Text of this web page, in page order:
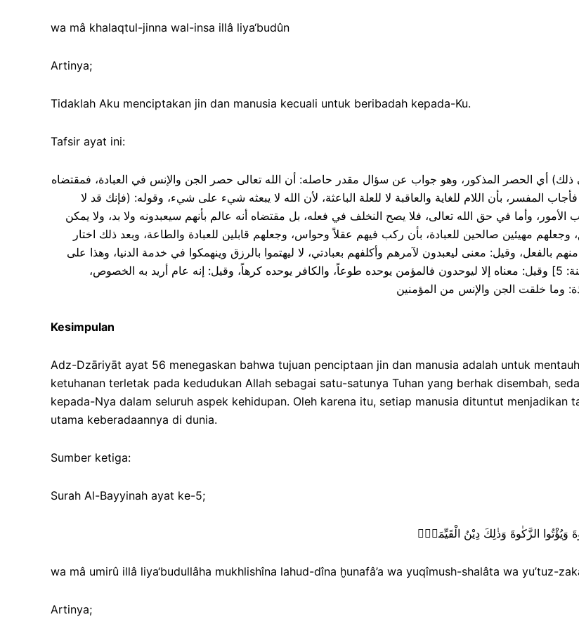
wa mâ khalaqtul-jinna wal-insa illâ liya‘budûn
Artinya;
Tidaklah Aku menciptakan jin dan manusia kecuali untuk beribadah kepada-Ku.
Tafsir ayat ini:
ذلك) أي الحصر المذكور، وهو جواب عن سؤال مقدر حاصله: أن الله تعالى حصر الجن والإنس في العبادة، فمقتضاه
المفسر، بأن اللام للغاية والعاقبة لا للعلة الباعثة، لأن الله لا يبعثه شيء على شيء، وقوله: (فإنك قد لا
وأما في حق الله تعالى، فلا يصح النخلف في فعله، بل مقتضاه أنه عالم بأنهم سيعبدونه ولا بد، ولا يمكن
مهيئين صالحين للعبادة، بأن ركب فيهم عقلاً وحواس، وجعلهم قابلين للعبادة والطاعة، وبعد ذلك اختار
بالفعل، وقيل: معنى ليعبدون لآمرهم وأكلفهم بعبادتي، لا ليهتموا بالرزق وينهمكوا في خدمة الدنيا، وهذا على
[البينة: 5] وقيل: معناه إلا ليوحدون فالمؤمن يوحده طوعاً، والكافر يوحده كرهاً، وقيل: إنه عام أريد به الخصوص،
Kesimpulan
Adz-Dzāriyāt ayat 56 menegaskan bahwa tujuan penciptaan jin dan manusia adalah untuk
ketuhanan terletak pada kedudukan Allah sebagai satu-satunya Tuhan yang berhak disembah,
kepada-Nya dalam seluruh aspek kehidupan. Oleh karena itu, setiap manusia dituntut menjadikan
utama keberadaannya di dunia.
Sumber ketiga:
Surah Al-Bayyinah ayat ke-5;
wa mâ umirû illâ liya‘budullâha mukhlishîna lahud-dîna ḫunafâ’a wa yuqîmush-shalâta wa yu’tuz-
Artinya;